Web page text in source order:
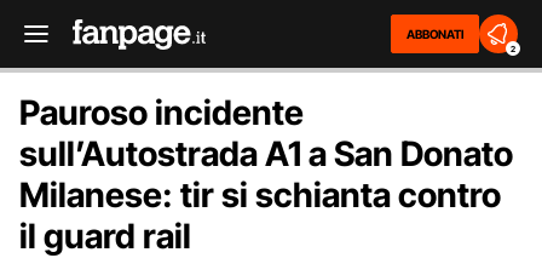
ABBONATI
2
Pauroso incidente
sull’Autostrada A1 a San Donato
Milanese: tir si schianta contro
il guard rail